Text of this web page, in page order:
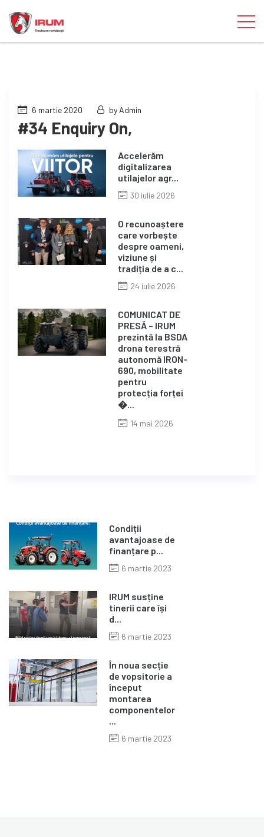
6 martie 2020 by Admin
#34 Enquiry On,
Accelerăm
digitalizarea
utilajelor agr...
30 iulie 2026
O recunoaștere
care vorbește
despre oameni,
viziune și
tradiția de a c...
24 iulie 2026
COMUNICAT DE
PRESĂ – IRUM
prezintă la BSDA
drona terestră
autonomă IRON-
690, mobilitate
pentru
protecția forței
�...
14 mai 2026
Condiții
avantajoase de
finanțare p...
6 martie 2023
IRUM susține
tinerii care își
d...
6 martie 2023
În noua secție
de vopsitorie a
început
montarea
componentelor
...
6 martie 2023